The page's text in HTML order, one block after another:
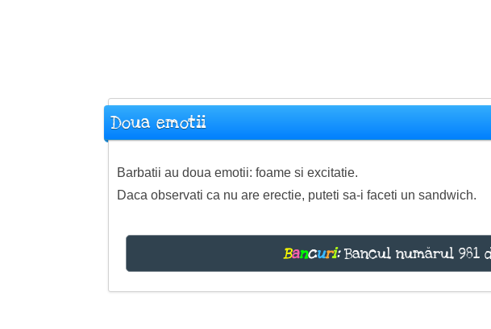
Doua emotii
Barbatii au doua emotii: foame si excitatie.
Daca observati ca nu are erectie, puteti sa-i faceti un sandwich.
Bancuri:Bancul numărul 981